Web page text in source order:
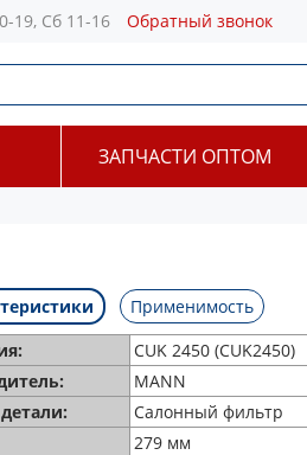
19, Сб 11-16 Обратный звонок
ЗАПЧАСТИ ОПТОМ
Применимость
CUK 2450 (CUK2450)
MANN
Салонный фильтр
279 мм